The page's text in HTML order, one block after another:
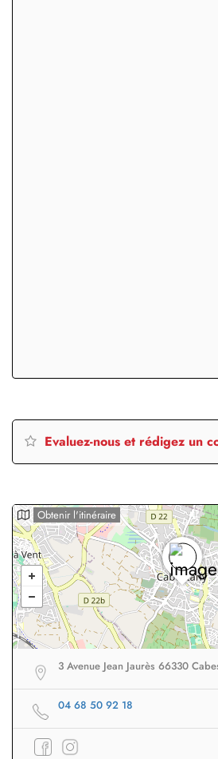
Evaluez-nous et rédigez un
Obtenir l'itinéraire
3 Avenue Jean Jaurès 66330
04 68 50 92 18